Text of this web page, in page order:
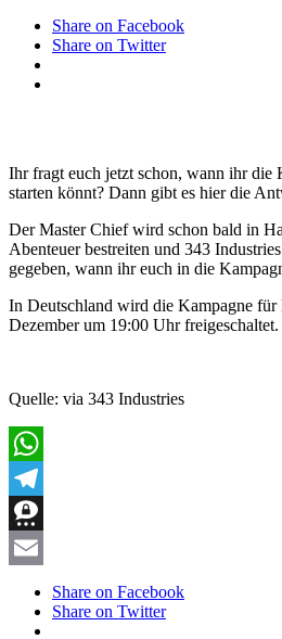
Share on Facebook
Share on Twitter
Ihr fragt euch jetzt schon, wann ihr
starten könnt? Dann gibt es hier die
Der Master Chief wird schon bald in
Abenteuer bestreiten und 343
gegeben, wann ihr euch in die
In Deutschland wird die Kampagne
Dezember um 19:00 Uhr freigeschaltet.
Quelle: via 343 Industries
WhatsApp
Telegram
Threema
Share on Facebook
Share on Twitter